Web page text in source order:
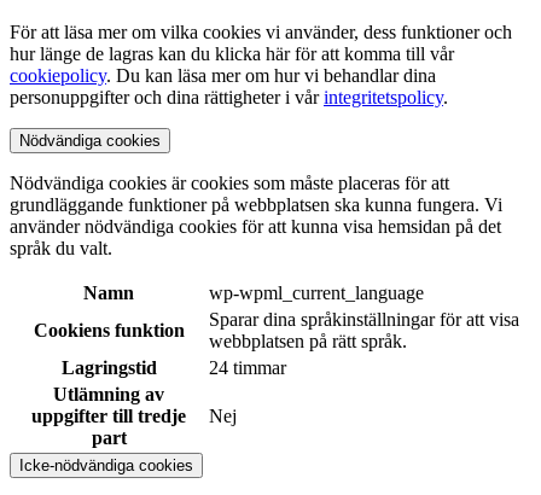
För att läsa mer om vilka cookies vi använder, dess funktioner och
hur länge de lagras kan du klicka här för att komma till vår
cookiepolicy. Du kan läsa mer om hur vi behandlar dina
personuppgifter och dina rättigheter i vårintegritetspolicy.
Nödvändiga cookies
Nödvändiga cookies är cookies som måste placeras för att
grundläggande funktioner på webbplatsen ska kunna fungera. Vi
använder nödvändiga cookies för att kunna visa hemsidan på det
språk du valt.
Namn
wp-wpml_current_language
Cookiens funktion
Sparar dina språkinställningar för att visa
webbplatsen på rätt språk.
Lagringstid
24 timmar
Utlämning av
uppgifter till tredje
part
Nej
Icke-nödvändiga cookies